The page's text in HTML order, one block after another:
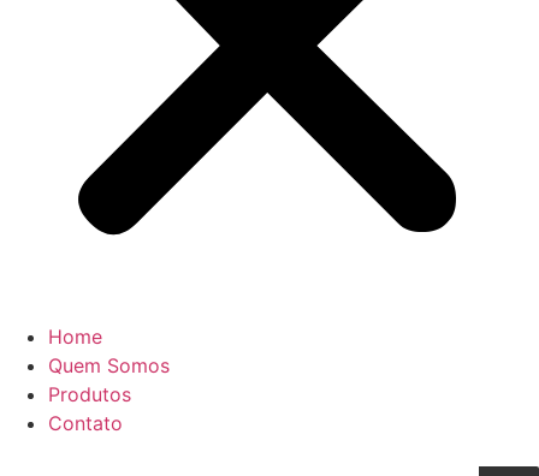
Home
Quem Somos
Produtos
Contato